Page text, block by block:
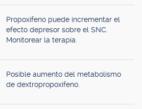
Propoxifeno puede incrementar el
efecto depresor sobre el SNC.
Monitorear la terapia.
Posible aumento del metabolismo
de dextropropoxifeno.